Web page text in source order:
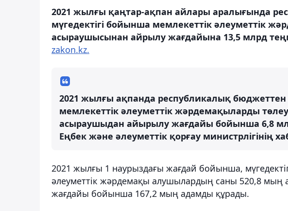
2021 жылғы қаңтар-ақпан айлары аралығында
мүгедектігі бойынша мемлекеттік әлеуметтік
асыраушысынан айрылу жағдайына 13,5 млрд
zakon.kz.
2021 жылғы ақпанда республикалық бюджеттен
мемлекеттік әлеуметтік жәрдемақыларды
асыраушыдан айырылу жағдайы бойынша 6,8
Еңбек және әлеуметтік қорғау министрлігінің
2021 жылғы 1 наурыздағы жағдай бойынша,
әлеуметтік жәрдемақы алушылардың саны 520,8
жағдайы бойынша 167,2 мың адамды құрады.